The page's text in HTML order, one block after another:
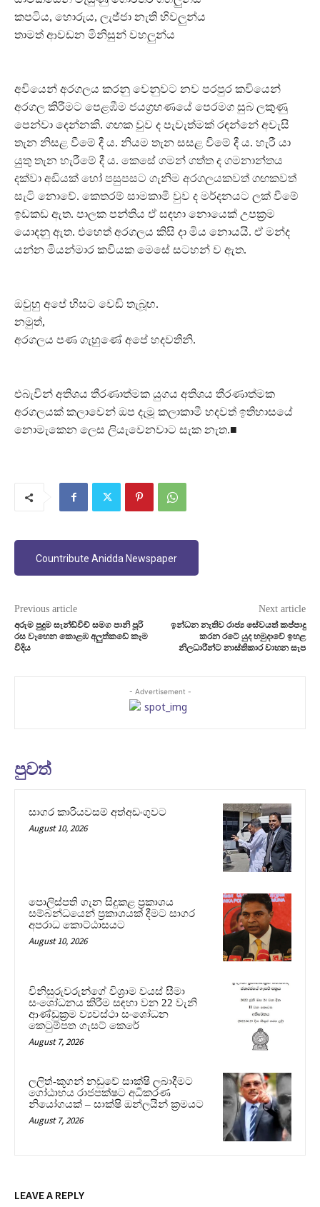
කපටිය, හොරුය, ලැජ්ජා නැති හිවලුන්ය
තාමත් ආවඩන මිනිසුන් වහලුන්ය
අවියෙන් අරගලය කරනු වෙනුවට නව පරපුර කවියෙන්
අරගල කිරීමට පෙළඹීම ජයග්‍රහණයේ පෙරමග සුබ ලකුණු
පෙන්වා දෙන්නකි. ගඟක වුව ද පැවැත්මක් රඳන්නේ අවැසි
තැන නිසළ වීමේ දී ය. නියම තැන සසළ විමේ දී ය. හැරී යා
යුතු තැන හැරීමේ දී ය. කෙසේ ගමන් ගත්ත ද ගමනාන්තය
දක්වා අඩියක් හෝ පසුපසට ගැනිම අරගලයකවත් ගඟකවත්
සැටි නොවේ. කෙතරම් සාමකාමී වුව ද මර්දනයට ලක් වීමේ
ඉඩකඩ ඇත. පාලක පන්තිය ඒ සඳහා නොයෙක් උපක්‍රම
යොදනු ඇත. එහෙත් අරගලය කිසි දා මිය නොයයි. ඒ මන්ද
යන්න මියන්මාර කවියක මෙසේ සටහන් ව ඇත.
ඔවුහු අපේ හිසට වෙඩි තැබූහ.
නමුත්,
අරගලය පණ ගැහුණේ අපේ හදවතිනි.
එබැවින් අතිශය තීරණාත්මක යුගය අතිශය තීරණාත්මක
අරගලයක් කලාවෙන් ඔප දැමූ කලාකාමී හදවත් ඉතිහාසයේ
නොමැකෙන ලෙස ලියැවෙනවාට සැක නැත.■
Countribute Anidda Newspaper
Previous article
අරුම පුදුම සැන්ඩ්විච් සමග පානි පූරි
රස වෑහෙන කොළඹ අලුත්කඩේ කෑම
වීදිය
Next article
ඉන්ධන නැතිව රාජ්‍ය සේවයත් කප්පාදු
කරන රටේ යුද හමුදාවේ ඉහළ
නිලධාරීන්ට නාස්තිකාර වාහන සැප
- Advertisement -
පුවත්
සාගර කාරියවසම් අත්අඩංගුවට
August 10, 2026
පොලිස්පති ගැන සිදුකළ ප්‍රකාශය
සම්බන්ධයෙන් ප්‍රකාශයක් දීමට සාගර
අපරාධ කොට්ඨාසයට
August 10, 2026
විනිසුරුවරුන්ගේ විශ්‍රාම වයස් සීමා
සංශෝධනය කිරීම සඳහා වන 22 වැනි
ආණ්ඩුක්‍රම ව්‍යවස්ථා සංශෝධන
කෙටුම්පත ගැසට් කෙරේ
August 7, 2026
ලලිත්-කූගන් නඩුවේ සාක්ෂි ලබාදීමට
ගෝඨාභය රාජපක්ෂට අධිකරණ
නියෝගයක් – සාක්ෂි ඔන්ලයින් ක්‍රමයට
August 7, 2026
LEAVE A REPLY